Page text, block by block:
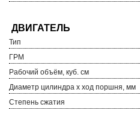
Тип
ГРМ
Рабочий объём, куб. см
Диаметр цилиндра х ход поршня, мм
Степень сжатия